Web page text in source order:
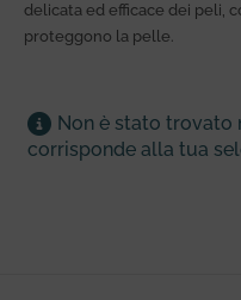
delicata ed efficace dei peli,
proteggono la pelle.
Non è stato trovato
corrisponde alla tua